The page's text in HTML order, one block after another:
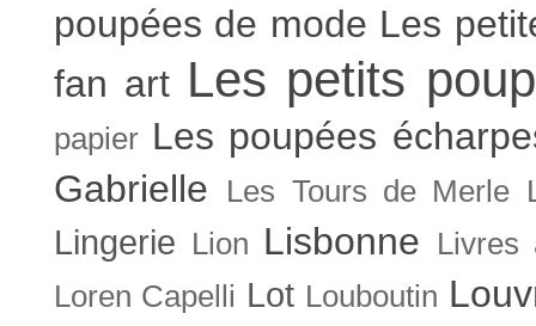
poupées de mode Les
fan art Les petits
papier Les poupées
Gabrielle
Les Tours de Merle
Lingerie Lion Lisbonne
Livres
Loren Capelli Lot Louboutin